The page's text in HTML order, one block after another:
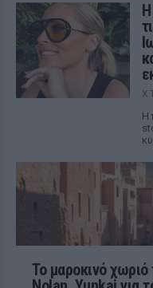
Η
Το μαροκινό χωριό